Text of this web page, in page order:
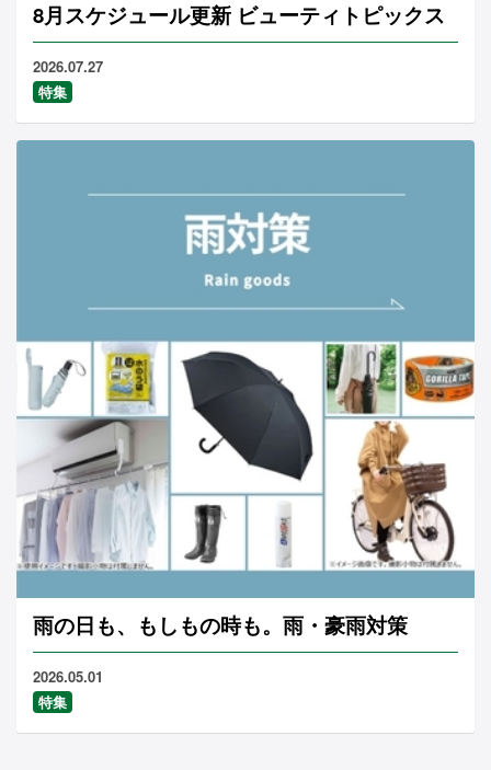
8月スケジュール更新 ビューティトピックス
2026.07.27
特集
雨の日も、もしもの時も。雨・豪雨対策
2026.05.01
特集